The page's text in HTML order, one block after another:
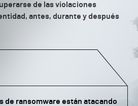
de las violaciones
antes, durante y después
de ransomware están atacando